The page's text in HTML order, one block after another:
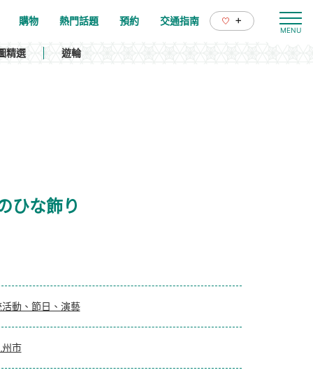
購物 熱門話題 預約 交通指南 +
精選 遊輪
ひな飾り
動、節日、演藝
市